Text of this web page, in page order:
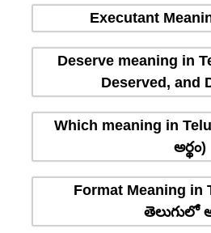
Executant
Deserve meaning in
Deserved, and
Which meaning in
అర్థం)
Format Meaning
తెలుగులో